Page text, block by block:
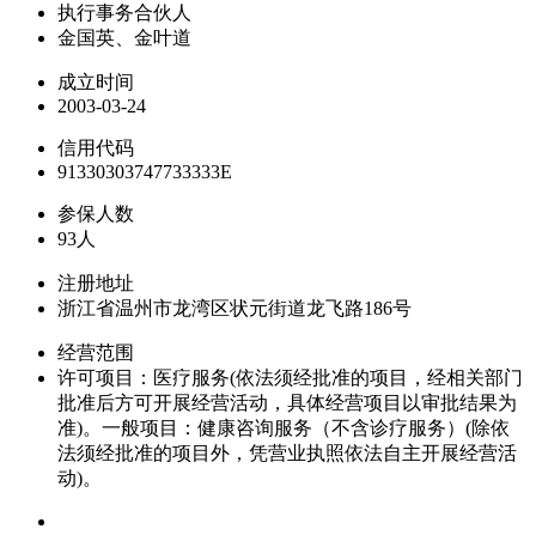
执行事务合伙人
金国英、金叶道
成立时间
2003-03-24
信用代码
91330303747733333E
参保人数
93人
注册地址
浙江省温州市龙湾区状元街道龙飞路186号
经营范围
许可项目：医疗服务(依法须经批准的项目，经相关部门
批准后方可开展经营活动，具体经营项目以审批结果为
准)。一般项目：健康咨询服务（不含诊疗服务）(除依
法须经批准的项目外，凭营业执照依法自主开展经营活
动)。